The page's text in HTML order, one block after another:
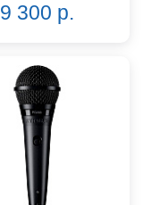
9 300 р.